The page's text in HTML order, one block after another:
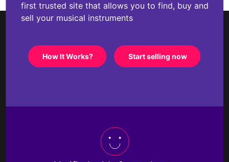
first trusted site that allows you to find, buy and
sell your musical instruments
How It Works? Start selling now